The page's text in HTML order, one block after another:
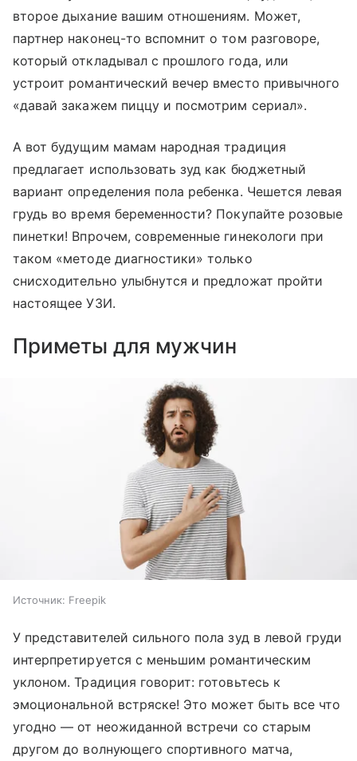
второе дыхание вашим отношениям. Может,
партнер наконец-то вспомнит о том разговоре,
который откладывал с прошлого года, или
устроит романтический вечер вместо привычного
«давай закажем пиццу и посмотрим сериал».
А вот будущим мамам народная традиция
предлагает использовать зуд как бюджетный
вариант определения пола ребенка. Чешется левая
грудь во время беременности? Покупайте розовые
пинетки! Впрочем, современные гинекологи при
таком «методе диагностики» только
снисходительно улыбнутся и предложат пройти
настоящее УЗИ.
Приметы для мужчин
Источник: Freepik
У представителей сильного пола зуд в левой груди
интерпретируется с меньшим романтическим
уклоном. Традиция говорит: готовьтесь к
эмоциональной встряске! Это может быть все что
угодно — от неожиданной встречи со старым
другом до волнующего спортивного матча,